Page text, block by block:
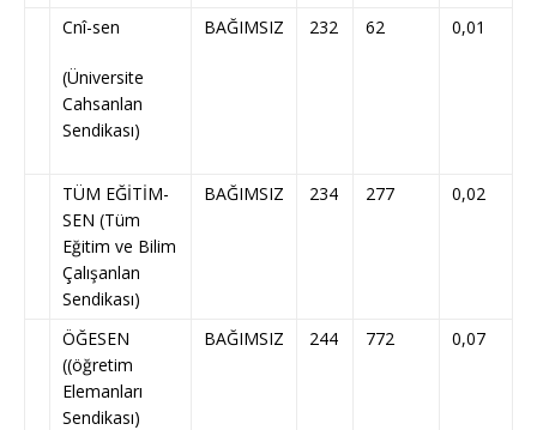
Cnî-sen
(Üniversite
Cahsanlan
Sendikası)
BAĞIMSIZ 232 62 0,01
TÜM EĞİTİM-
SEN (Tüm
Eğitim ve Bilim
Çalışanlan
Sendikası)
BAĞIMSIZ 234 277 0,02
ÖĞESEN
((öğretim
Elemanları
Sendikası)
BAĞIMSIZ 244 772 0,07